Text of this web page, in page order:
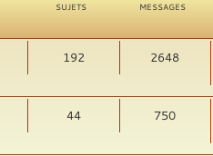
SUJETS MESSAGES
192 2648
44 750